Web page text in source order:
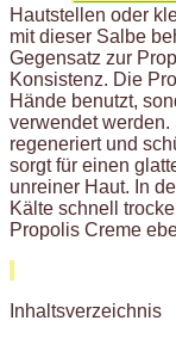
Hautstellen oder
mit dieser Salbe
Gegensatz zur
Konsistenz. Die
Hände benutzt,
verwendet
regeneriert und
sorgt für einen
unreiner Haut. In
Kälte schnell
Propolis Creme
Inhaltsverzeichnis